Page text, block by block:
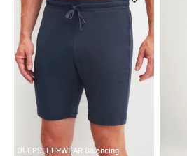
DEEPSLEEPWEAR Balancing